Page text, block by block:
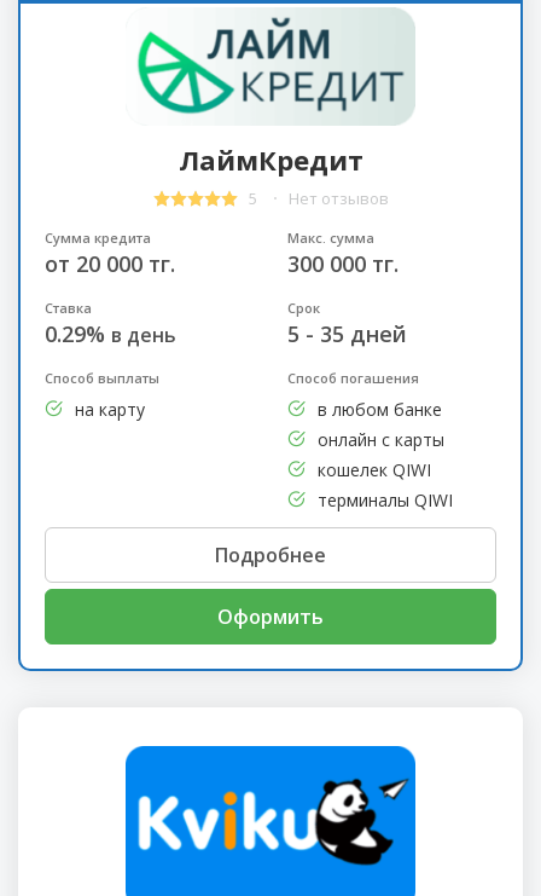
ЛаймКредит
5 Нет отзывов
Сумма кредита
от 20 000 тг.
Макс. сумма
300 000 тг.
Ставка
0.29% в день
Срок
5 - 35 дней
Способ выплаты
на карту
Способ погашения
в любом банке
онлайн с карты
кошелек QIWI
терминалы QIWI
Подробнее
Оформить